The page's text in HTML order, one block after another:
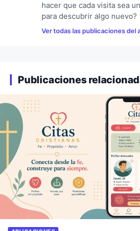
hacer que cada visita sea
para descubrir algo nuevo?
Ver todas las publicaciones del
Publicaciones